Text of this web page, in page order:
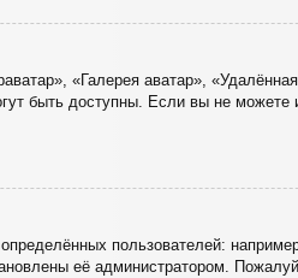
«Галерея аватар»,
быть доступны. Если вы не можете
пользователей:
её администратором.